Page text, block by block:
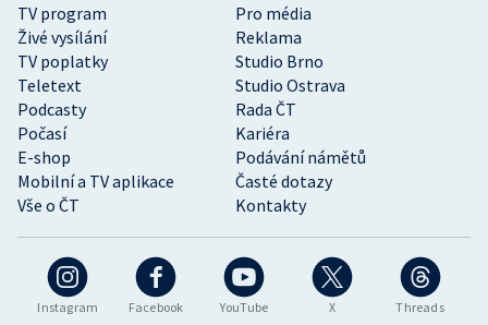
Instagram Facebook YouTube X Threads
TV program
Pro média
Živé vysílání
Reklama
TV poplatky
Studio Brno
Teletext
Studio Ostrava
Podcasty
Rada ČT
Počasí
Kariéra
E-shop
Podávání námětů
Mobilní a TV aplikace
Časté dotazy
Vše o ČT
Kontakty